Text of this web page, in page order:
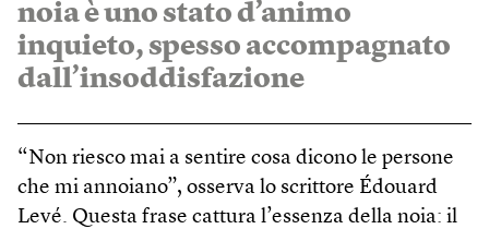
noia è uno stato d’animo
inquieto, spesso accompagnato
dall’insoddisfazione
“Non riesco mai a sentire cosa dicono le persone
che mi annoiano”, osserva lo scrittore Édouard
Levé. Questa frase cattura l’essenza della noia: il